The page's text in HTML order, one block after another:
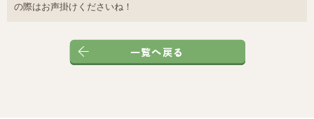
の際はお声掛けくださいね！